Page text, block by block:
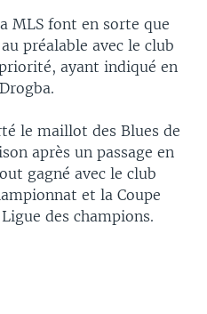
MLS font en sorte que
préalable avec le club
ayant indiqué en
le maillot des Blues de
après un passage en
gagné avec le club
et la Coupe
des champions.